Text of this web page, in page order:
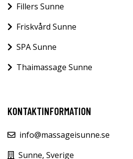
Fillers Sunne
Friskvård Sunne
SPA Sunne
Thaimassage Sunne
KONTAKTINFORMATION
info@massageisunne.se
Sunne, Sverige